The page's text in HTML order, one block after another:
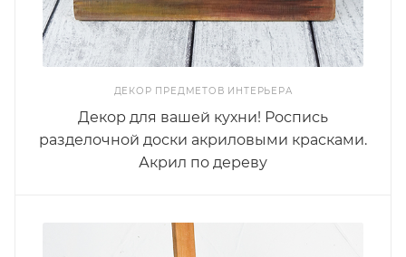
ДЕКОР ПРЕДМЕТОВ ИНТЕРЬЕРА
Декор для вашей кухни! Роспись
разделочной доски акриловыми красками.
Акрил по дереву